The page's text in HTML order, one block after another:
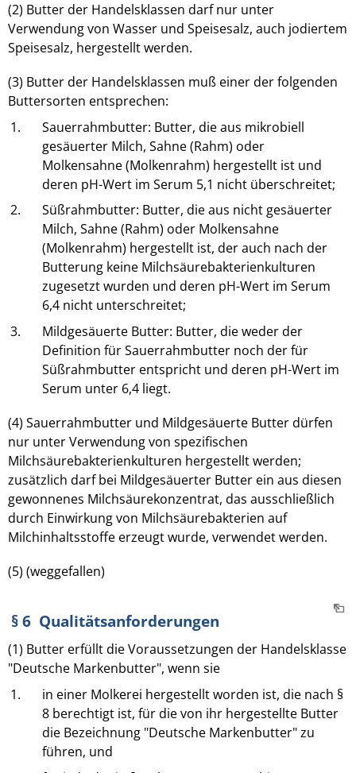
(2) Butter der Handelsklassen darf nur unter
Verwendung von Wasser und Speisesalz, auch jodiertem
Speisesalz, hergestellt werden.
(3) Butter der Handelsklassen muß einer der folgenden
Buttersorten entsprechen:
1.
Sauerrahmbutter: Butter, die aus mikrobiell
gesäuerter Milch, Sahne (Rahm) oder
Molkensahne (Molkenrahm) hergestellt ist und
deren pH-Wert im Serum 5,1 nicht überschreitet;
2.
Süßrahmbutter: Butter, die aus nicht gesäuerter
Milch, Sahne (Rahm) oder Molkensahne
(Molkenrahm) hergestellt ist, der auch nach der
Butterung keine Milchsäurebakterienkulturen
zugesetzt wurden und deren pH-Wert im Serum
6,4 nicht unterschreitet;
3.
Mildgesäuerte Butter: Butter, die weder der
Definition für Sauerrahmbutter noch der für
Süßrahmbutter entspricht und deren pH-Wert im
Serum unter 6,4 liegt.
(4) Sauerrahmbutter und Mildgesäuerte Butter dürfen
nur unter Verwendung von spezifischen
Milchsäurebakterienkulturen hergestellt werden;
zusätzlich darf bei Mildgesäuerter Butter ein aus diesen
gewonnenes Milchsäurekonzentrat, das ausschließlich
durch Einwirkung von Milchsäurebakterien auf
Milchinhaltsstoffe erzeugt wurde, verwendet werden.
(5) (weggefallen)
§ 6 Qualitätsanforderungen
(1) Butter erfüllt die Voraussetzungen der Handelsklasse
"Deutsche Markenbutter", wenn sie
1.
in einer Molkerei hergestellt worden ist, die nach §
8 berechtigt ist, für die von ihr hergestellte Butter
die Bezeichnung "Deutsche Markenbutter" zu
führen, und